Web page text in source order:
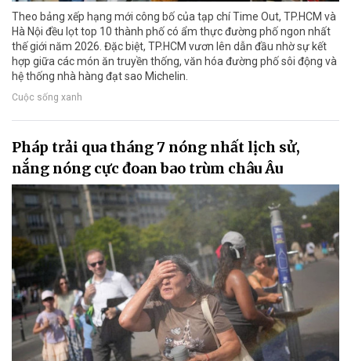
Theo bảng xếp hạng mới công bố của tạp chí Time Out, TP.HCM và
Hà Nội đều lọt top 10 thành phố có ẩm thực đường phố ngon nhất
thế giới năm 2026. Đặc biệt, TP.HCM vươn lên dẫn đầu nhờ sự kết
hợp giữa các món ăn truyền thống, văn hóa đường phố sôi động và
hệ thống nhà hàng đạt sao Michelin.
Cuộc sống xanh
Pháp trải qua tháng 7 nóng nhất lịch sử,
nắng nóng cực đoan bao trùm châu Âu